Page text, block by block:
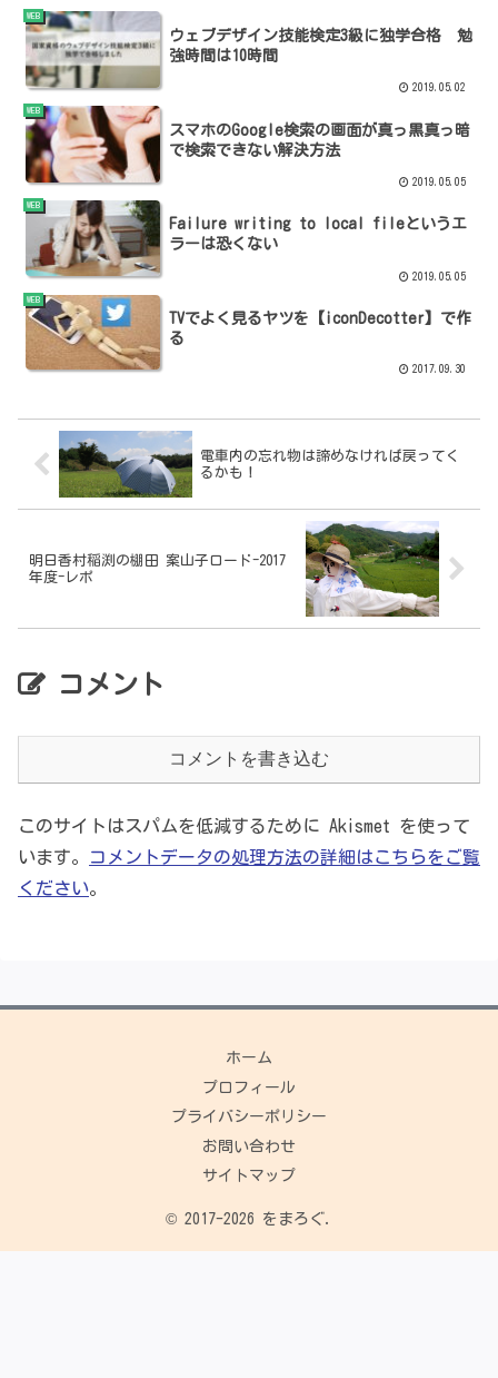
WEB
ウェブデザイン技能検定3級に独学合格 勉
強時間は10時間
2019.05.02
WEB
スマホのGoogle検索の画面が真っ黒真っ暗
で検索できない解決方法
2019.05.05
WEB
Failure writing to local fileというエ
ラーは恐くない
2019.05.05
WEB
TVでよく見るヤツを【iconDecotter】で作
る
2017.09.30
電車内の忘れ物は諦めなければ戻ってく
るかも！
明日香村稲渕の棚田 案山子ロード-2017
年度-レポ
コメント
コメントを書き込む
このサイトはスパムを低減するために Akismet を使って
います。
コメントデータの処理方法の詳細はこちらをご覧
ください。
ホーム
プロフィール
プライバシーポリシー
お問い合わせ
サイトマップ
© 2017-2026 をまろぐ.